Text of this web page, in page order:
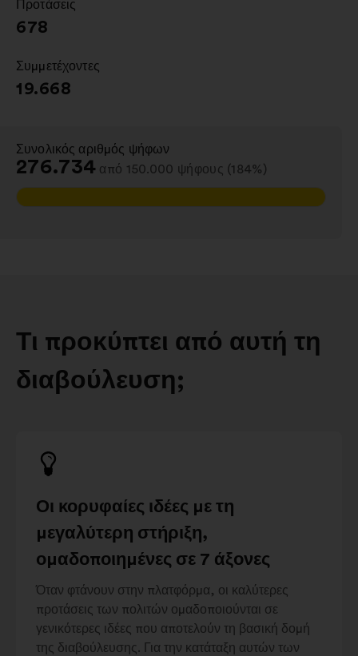
Προτάσεις
678
Συμμετέχοντες
:
19.668
Συνολικός αριθμός ψήφων
:
276.734 από 150.000 ψήφους (184%)
Τι προκύπτει από αυτή τη
διαβούλευση;
Οι κορυφαίες ιδέες με τη
μεγαλύτερη στήριξη,
ομαδοποιημένες σε 7 άξονες
Όταν φτάνουν στην πλατφόρμα, οι καλύτερες
προτάσεις των πολιτών ομαδοποιούνται σε
γενικότερες ιδέες που αποτελούν τη βασική δομή
της διαβούλευσης. Για την κατάταξη αυτών των